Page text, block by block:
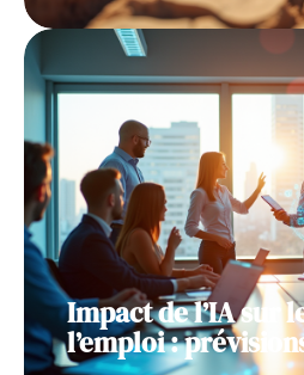
Impact de l’IA sur
l’emploi :